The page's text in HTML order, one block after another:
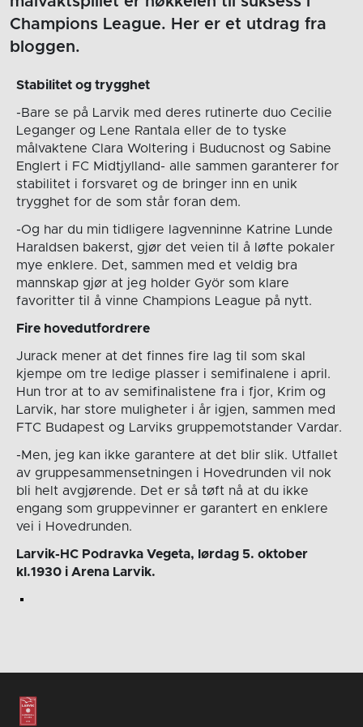
Champions League. Her er et utdrag fra
bloggen.
Stabilitet og trygghet
-Bare se på Larvik med deres rutinerte duo Cecilie
Leganger og Lene Rantala eller de to tyske
målvaktene Clara Woltering i Buducnost og Sabine
Englert i FC Midtjylland- alle sammen garanterer for
stabilitet i forsvaret og de bringer inn en unik
trygghet for de som står foran dem.
-Og har du min tidligere lagvenninne Katrine Lunde
Haraldsen bakerst, gjør det veien til å løfte pokaler
mye enklere. Det, sammen med et veldig bra
mannskap gjør at jeg holder Györ som klare
favoritter til å vinne Champions League på nytt.
Fire hovedutfordrere
Jurack mener at det finnes fire lag til som skal
kjempe om tre ledige plasser i semifinalene i april.
Hun tror at to av semifinalistene fra i fjor, Krim og
Larvik, har store muligheter i år igjen, sammen med
FTC Budapest og Larviks gruppemotstander Vardar.
-Men, jeg kan ikke garantere at det blir slik. Utfallet
av gruppesammensetningen i Hovedrunden vil nok
bli helt avgjørende. Det er så tøft nå at du ikke
engang som gruppevinner er garantert en enklere
vei i Hovedrunden.
Larvik-HC Podravka Vegeta, lørdag 5. oktober
kl.1930 i Arena Larvik.